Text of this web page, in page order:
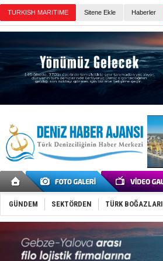
Sitene Ekle Haberler
GÜNDEM SEKTÖRDEN TÜRK BOĞAZLARI